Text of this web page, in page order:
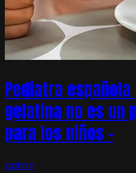
Pediatra
gelatina no es un
para los niños –
admin